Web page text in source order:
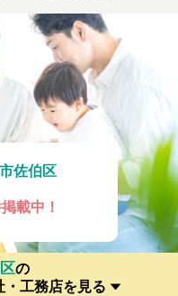
佐伯区
載中！
の
・工務店を見る